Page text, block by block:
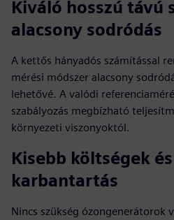
Kiváló hosszú távú
alacsony sodródás
A kettős hányadós számítással
mérési módszer alacsony
lehetővé. A valódi
szabályozás megbízható
környezeti viszonyoktól.
Kisebb költségek
karbantartás
Nincs szükség ózongenerátorok